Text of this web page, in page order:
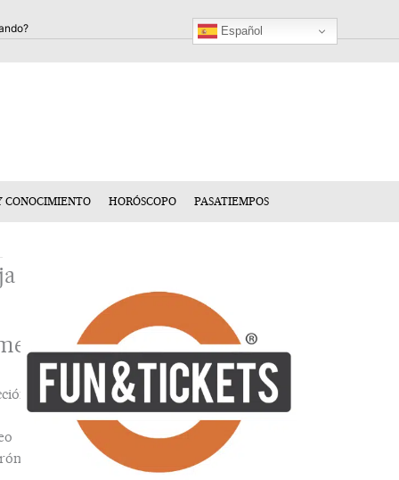
Español
CONOCIMIENTO HORÓSCOPO PASATIEMPOS